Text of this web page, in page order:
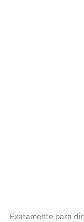
Exatamente para